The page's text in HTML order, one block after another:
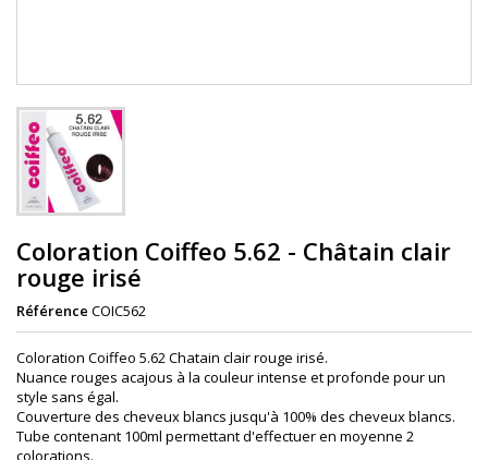
Coloration Coiffeo 5.62 - Châtain clair
rouge irisé
Référence COIC562
Coloration Coiffeo 5.62 Chatain clair rouge irisé.
Nuance rouges acajous à la couleur intense et profonde pour un
style sans égal.
Couverture des cheveux blancs jusqu'à 100% des cheveux blancs.
Tube contenant 100ml permettant d'effectuer en moyenne 2
colorations.